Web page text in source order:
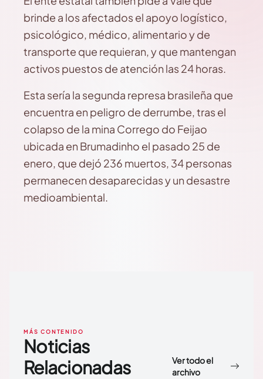
brinde a los afectados el apoyo logístico,
psicológico, médico, alimentario y de
transporte que requieran, y que mantengan
activos puestos de atención las 24 horas.
Esta sería la segunda represa brasileña que
encuentra en peligro de derrumbe, tras el
colapso de la mina Corrego do Feijao
ubicada en Brumadinho el pasado 25 de
enero, que dejó 236 muertos, 34 personas
permanecen desaparecidas y un desastre
medioambiental.
MÁS CONTENIDO
Noticias
Relacionadas
Ver todo el
archivo